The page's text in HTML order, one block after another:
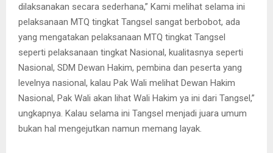
dilaksanakan secara sederhana,” Kami melihat selama ini
pelaksanaan MTQ tingkat Tangsel sangat berbobot, ada
yang mengatakan pelaksanaan MTQ tingkat Tangsel
seperti pelaksanaan tingkat Nasional, kualitasnya seperti
Nasional, SDM Dewan Hakim, pembina dan peserta yang
levelnya nasional, kalau Pak Wali melihat Dewan Hakim
Nasional, Pak Wali akan lihat Wali Hakim ya ini dari Tangsel,”
ungkapnya. Kalau selama ini Tangsel menjadi juara umum
bukan hal mengejutkan namun memang layak.